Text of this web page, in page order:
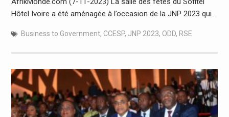
Hôtel Ivoire a été aménagée à l’occasion de la JNP 2023 qui…
Business to Government, CCESP, JNP 2023, ODD, RSE